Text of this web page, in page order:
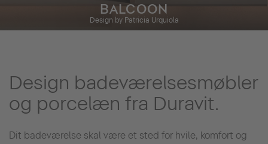
BALCOON
Design by Patricia Urquiola
Design badeværelsesmøbler
og porcelæn fra Duravit.
Dit badeværelse skal være et sted for hvile, komfort og